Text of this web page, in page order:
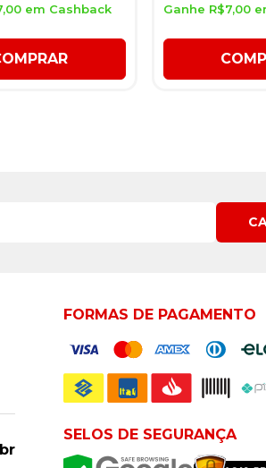
em Cashback Ganhe R$7,00
FORMAS DE PAGAMENTO
SELOS DE SEGURANÇA